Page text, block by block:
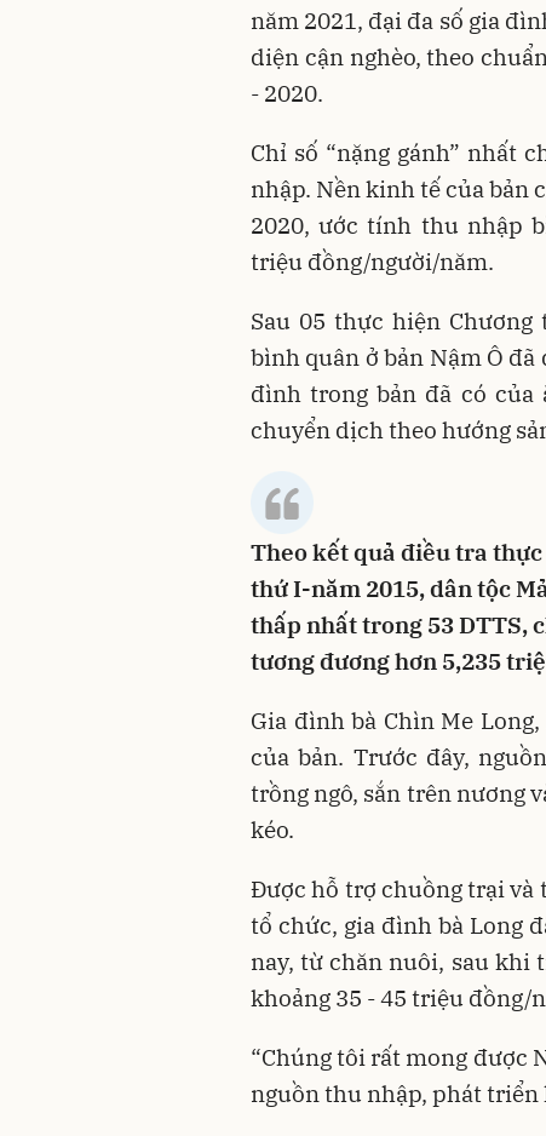
năm 2021, đại đa số gia
diện cận nghèo, theo
- 2020.
Chỉ số “nặng gánh” nhất
nhập. Nền kinh tế của bản
2020, ước tính thu nhập
triệu đồng/người/năm.
Sau 05 thực hiện
bình quân ở bản Nậm Ô
đình trong bản đã có của
chuyển dịch theo hướng
Theo kết quả điều tra
thứ I-năm 2015, dân tộc
thấp nhất trong 53 DTTS,
tương đương hơn 5,235
Gia đình bà Chìn Me
của bản. Trước đây,
trồng ngô, sắn trên nương
kéo.
Được hỗ trợ chuồng trại và
tổ chức, gia đình bà Long
nay, từ chăn nuôi, sau khi
khoảng 35 - 45 triệu đồng/
“Chúng tôi rất mong được
nguồn thu nhập, phát triển